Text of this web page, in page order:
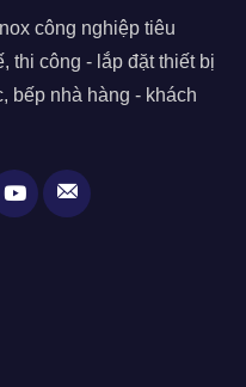
công nghiệp tiêu
thi công - lắp đặt thiết bị
bếp nhà hàng - khách